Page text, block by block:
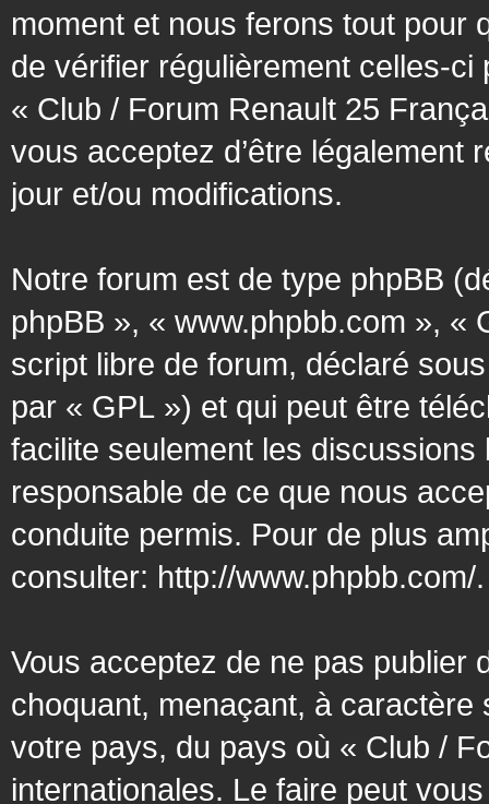
moment et nous ferons tout pour
de vérifier régulièrement celles-ci
« Club / Forum Renault 25
vous acceptez d’être légalement
jour et/ou modifications.
Notre forum est de type phpBB
phpBB », « www.phpbb.com », «
script libre de forum, déclaré
par « GPL ») et qui peut être
facilite seulement les
responsable de ce que nous
conduite permis. Pour de plus
consulter: http://www.phpbb.com/.
Vous acceptez de ne pas publier
choquant, menaçant, à
votre pays, du pays où « Club /
internationales. Le faire peut